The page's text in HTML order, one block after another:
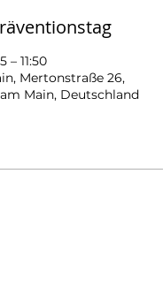
– 11:50
Mertonstraße 26,
Main, Deutschland